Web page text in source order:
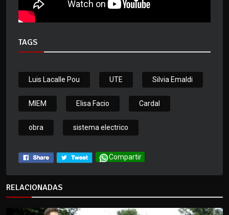
TAGS
Luis Lacalle Pou UTE Silvia Emaldi
MIEM Elisa Facio Cardal
obra sistema electrico
Compartir
RELACIONADAS